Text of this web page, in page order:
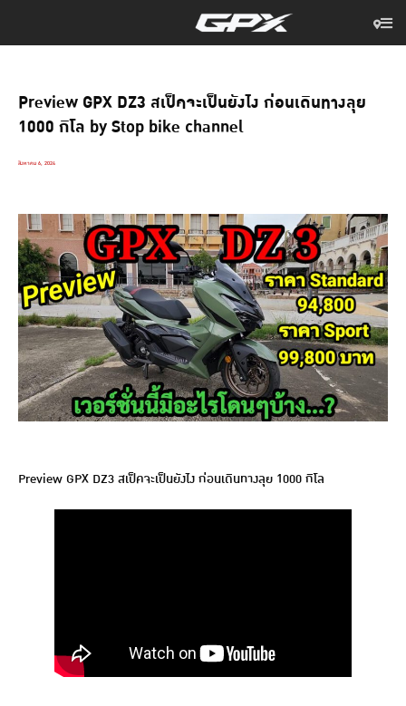
Preview GPX DZ3 สเป็คจะเป็นยังไง ก่อนเดินทางลุย
1000 กิโล by Stop bike channel
สิงหาคม 6, 2024
Preview GPX DZ3 สเป็คจะเป็นยังไง ก่อนเดินทางลุย 1000 กิโล